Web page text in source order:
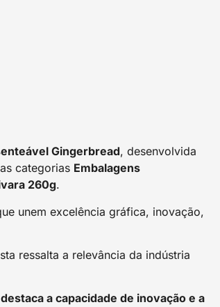
Gingerbread, desenvolvida
categorias Embalagens
260g.
unem excelência gráfica, inovação,
ressalta a relevância da indústria
a capacidade de inovação e a